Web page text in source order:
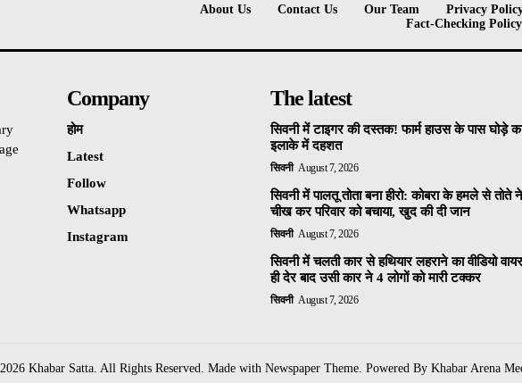
About Us Contact Us Our Team Privacy
Fact-Checking Policy
Company
होम
Latest
Follow
Whatsapp
Instagram
The latest
सिवनी में टाइगर की दस्तक! फार्म हाउस के पास घोड़े
इलाके में दहशत
सिवनी August 7, 2026
सिवनी में पालतू तोता बना हीरो: कोबरा के हमले से तोते
चीख कर परिवार को बचाया, खुद की दी जान
सिवनी August 7, 2026
सिवनी में चलती कार से हथियार लहराने का वीडियो
ही देर बाद उसी कार ने 4 लोगों को मारी टक्कर
सिवनी August 7, 2026
Khabar Satta. All Rights Reserved. Made with Newspaper Theme. Powered By Khabar Arena